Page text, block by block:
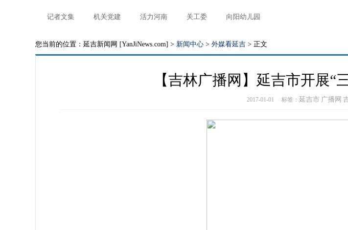
记者文集 机关党建 活力河南 关工委 向阳幼儿园
您当前的位置：延吉新闻网 [YanJiNews.com] > 新闻中心 > 外媒看延吉 > 正文
【吉林广播网】延吉市开展“
2017-01-01 标签： 延吉市 广播网